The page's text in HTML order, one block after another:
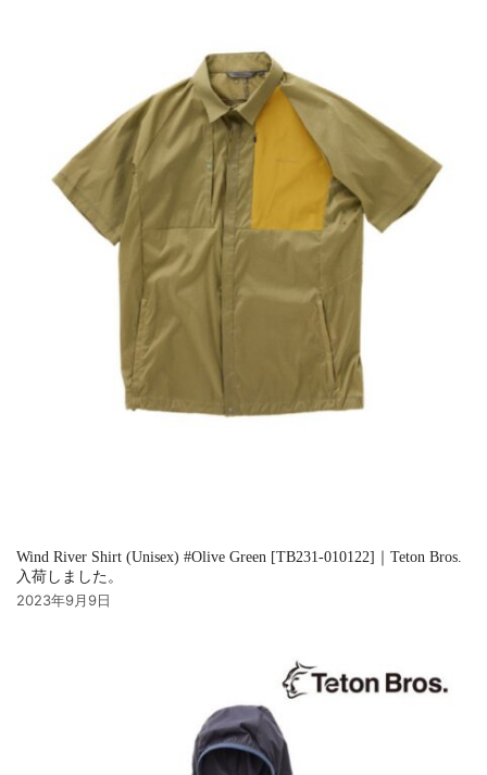
Wind River Shirt (Unisex) #Olive Green [TB231-010122]｜Teton Bros.
入荷しました。
2023年9月9日